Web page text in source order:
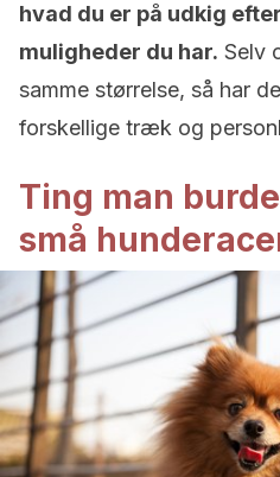
hvad du er på udkig
muligheder du har. Selv
samme størrelse, så har
forskellige træk og
Ting man
små